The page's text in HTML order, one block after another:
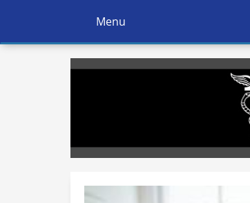
Ativar
Navegação
Menu